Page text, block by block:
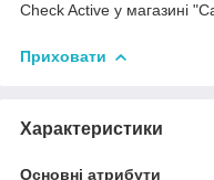
Check Active у магазині
Приховати
Характеристики
Основні атрибути